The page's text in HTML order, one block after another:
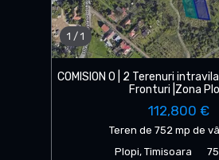
1 / 1
COMISION 0 | 2 Terenuri
Fronturi |Zona
112,800 €
Teren de 752 mp de
Plopi, Timisoara